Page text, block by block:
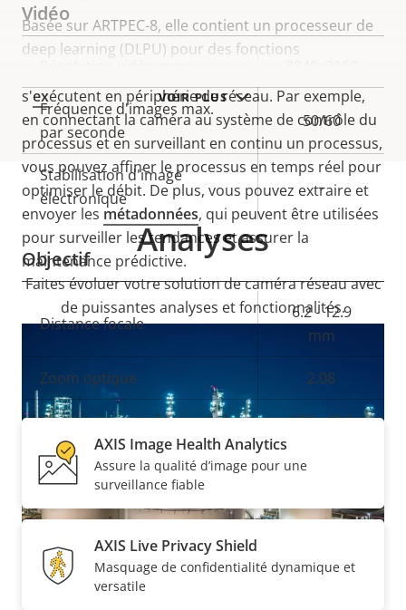
Basée sur ARTPEC-8, elle contient un processeur de
deep learning (DLPU) pour des fonctions
s'exécutent en périphérie de réseau. Par exemple,
en connectant la caméra au système de contrôle du
processus et en surveillant en continu un processus,
vous pouvez affiner le processus en temps réel pour
optimiser le débit. De plus, vous pouvez extraire et
envoyer les métadonnées, qui peuvent être utilisées
pour surveiller les tendances et assurer la
maintenance prédictive.
VOIR PLUS
Vidéo
de la
propriété
la
propriété
Fréquence d'images max.
par seconde
50/60
Stabilisation d'image
électronique
–
Objectif
Description
de la
propriété
Valeur de
Distance focale
6.2 - 12.9
mm
Zoom optique 2.08
Champ de vision horizontal 108 - 49 °
Champ de vision vertical 58 - 27 °
Compression
Description
Valeur de
Zipstream Oui
Analyses
Faites évoluer votre solution de caméra réseau avec
de puissantes analyses et fonctionnalités.
Inclus
AXIS Image Health Analytics
Assure la qualité d’image pour une
surveillance fiable
AXIS Live Privacy Shield
Masquage de confidentialité dynamique et
versatile